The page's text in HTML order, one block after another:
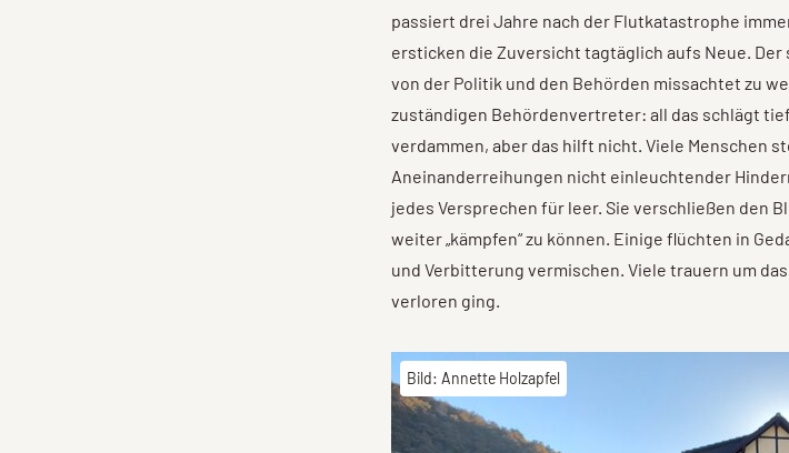
passiert drei Jahre nach der Flutkatastrophe
ersticken die Zuversicht tagtäglich aufs Neue.
von der Politik und den Behörden missachtet zu
zuständigen Behördenvertreter: all das schlägt
verdammen, aber das hilft nicht. Viele Menschen
Aneinanderreihungen nicht einleuchtender
jedes Versprechen für leer. Sie verschließen den
weiter „kämpfen“ zu können. Einige flüchten in
und Verbitterung vermischen. Viele trauern um
verloren ging.
Bild: Annette Holzapfel